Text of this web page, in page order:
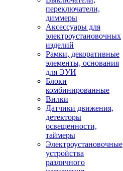
переключатели,
диммеры
Аксессуары для
электроустановочных
изделий
Рамки, декоративные
элементы, основания
для ЭУИ
Блоки
комбинированные
Вилки
Датчики движения,
детекторы
освещенности,
таймеры
Электроустановочные
устройства
различного